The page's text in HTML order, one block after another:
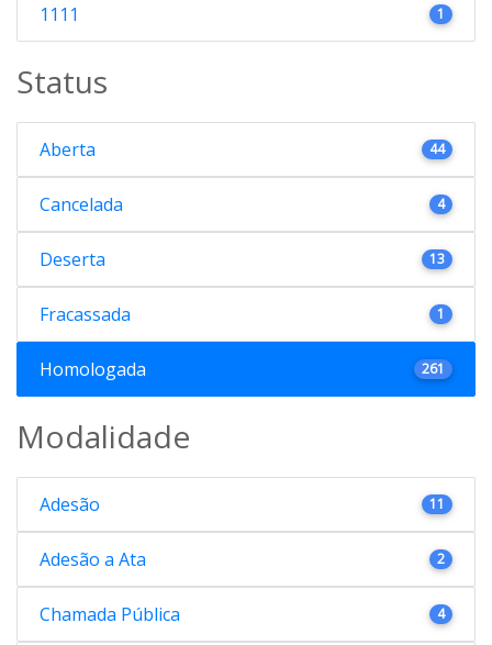
1111 1
Status
Aberta 44
Cancelada 4
Deserta 13
Fracassada 1
Homologada 261
Modalidade
Adesão 11
Adesão a Ata 2
Chamada Pública 4